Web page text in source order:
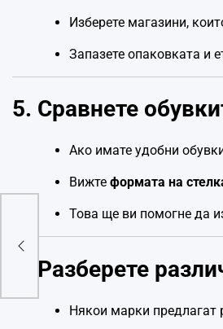
Изберете магазини,
Запазете опаковката и
5. Сравнете
Ако имате удобни
Вижте формата на
Това ще ви помогне да
6. Разберете
Някои марки предлагат